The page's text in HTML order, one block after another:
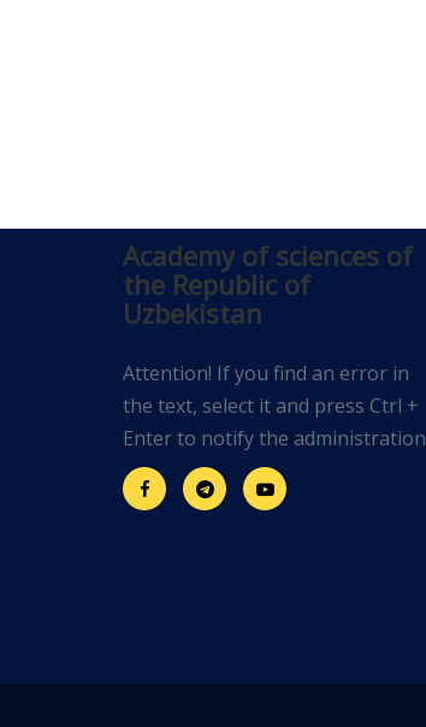
Academy of sciences of
the Republic of
Uzbekistan
Attention! If you find an error in
the text, select it and press Ctrl +
Enter to notify the administration